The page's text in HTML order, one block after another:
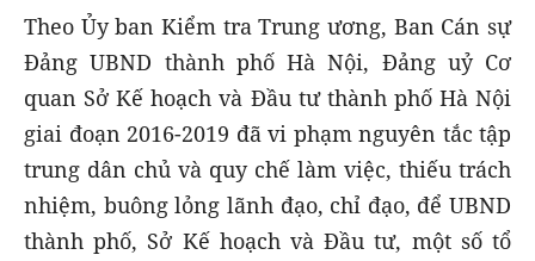
Theo Ủy ban Kiểm tra Trung ương, Ban Cán sự
Đảng UBND thành phố Hà Nội, Đảng uỷ Cơ
quan Sở Kế hoạch và Đầu tư thành phố Hà Nội
giai đoạn 2016-2019 đã vi phạm nguyên tắc tập
trung dân chủ và quy chế làm việc, thiếu trách
nhiệm, buông lỏng lãnh đạo, chỉ đạo, để UBND
thành phố, Sở Kế hoạch và Đầu tư, một số tổ